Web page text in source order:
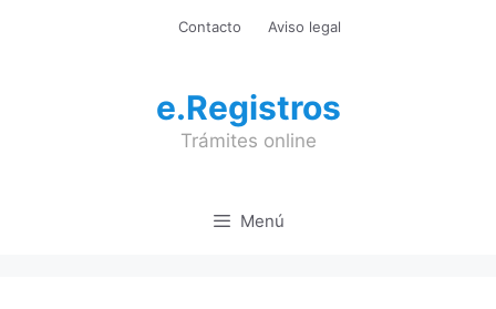
Contacto Aviso legal
e.Registros
Trámites online
Menú